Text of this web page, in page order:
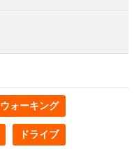
ウォーキング
ドライブ